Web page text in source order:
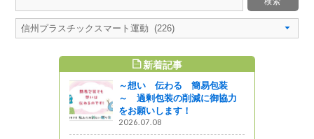
新着記事
～想い 伝わる 簡易包装
～ 過剰包装の削減に御協力
をお願いします！
2026.07.08